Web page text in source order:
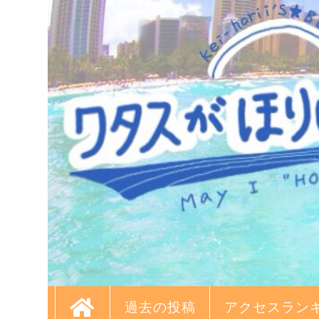
過去の投稿 アクセスラン